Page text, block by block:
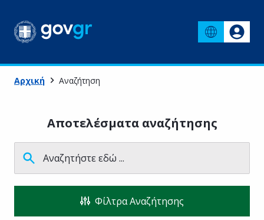
Αρχική Αναζήτηση
Αποτελέσματα αναζήτησης
Φίλτρα Αναζήτησης